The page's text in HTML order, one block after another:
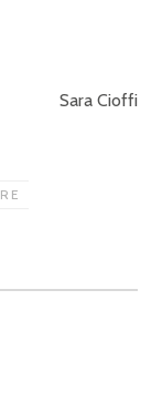
Sara Cioffi